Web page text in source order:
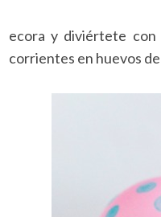
ecora y diviértete con
corrientes en huevos